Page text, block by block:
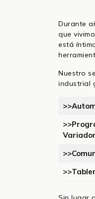
Durante
que
está
Nuestro
industrial